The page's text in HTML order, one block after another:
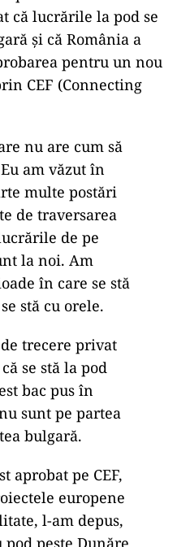
că lucrările la pod se
și că România a
pentru un nou
CEF (Connecting
nu are cum să
am văzut în
multe postări
de traversarea
de pe
la noi. Am
în care se stă
stă cu orele.
trecere privat
se stă la pod
bac pus în
sunt pe partea
bulgară.
aprobat pe CEF,
europene
l-am depus,
pod peste Dunăre